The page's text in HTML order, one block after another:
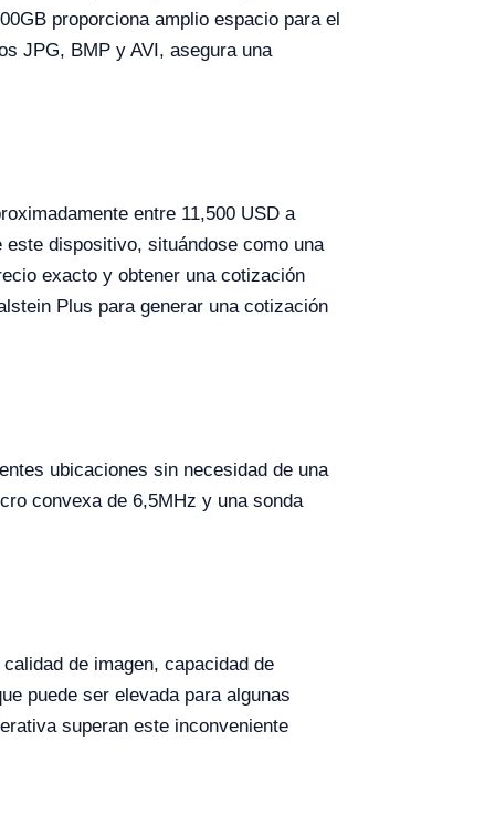
proporciona amplio espacio para el
JPG, BMP y AVI, asegura una
entre 11,500 USD a
dispositivo, situándose como una
exacto y obtener una cotización
Plus para generar una cotización
ubicaciones sin necesidad de una
convexa de 6,5MHz y una sonda
de imagen, capacidad de
puede ser elevada para algunas
superan este inconveniente